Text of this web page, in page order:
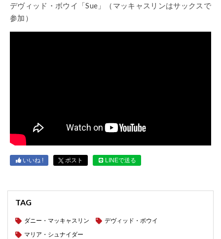
デヴィッド・ボウイ「Sue」（マッキャスリンはサックスで
参加）
いいね ! ポスト LINEで送る
TAG
ダニー・マッキャスリン
デヴィッド・ボウイ
マリア・シュナイダー